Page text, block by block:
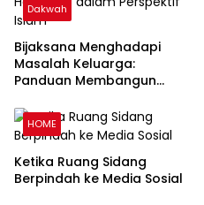
Dakwah
Bijaksana Menghadapi
Masalah Keluarga:
Panduan Membangun
Perspektif Islam
HOME
Ketika Ruang Sidang
Berpindah ke Media Sosial